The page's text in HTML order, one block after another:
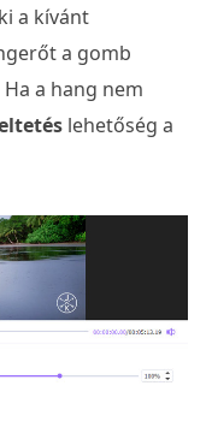
a kívánt
a gomb
a hang nem
lehetőség a